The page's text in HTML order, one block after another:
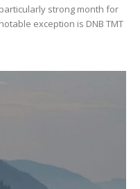
strong month for
exception is DNB TMT